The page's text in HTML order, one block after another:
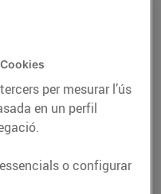
per mesurar l’ús
en un perfil
o configurar